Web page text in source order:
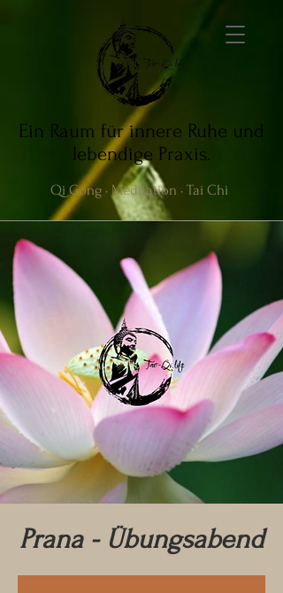
Ein Raum für innere Ruhe und
lebendige Praxis.
Qi Gong · Meditation · Tai Chi
Prana - Übungsabend